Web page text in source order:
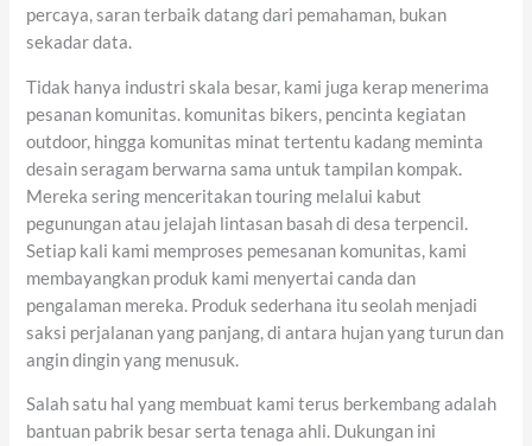
percaya, saran terbaik datang dari pemahaman, bukan
sekadar data.
Tidak hanya industri skala besar, kami juga kerap menerima
pesanan komunitas. komunitas bikers, pencinta kegiatan
outdoor, hingga komunitas minat tertentu kadang meminta
desain seragam berwarna sama untuk tampilan kompak.
Mereka sering menceritakan touring melalui kabut
pegunungan atau jelajah lintasan basah di desa terpencil.
Setiap kali kami memproses pemesanan komunitas, kami
membayangkan produk kami menyertai canda dan
pengalaman mereka. Produk sederhana itu seolah menjadi
saksi perjalanan yang panjang, di antara hujan yang turun dan
angin dingin yang menusuk.
Salah satu hal yang membuat kami terus berkembang adalah
bantuan pabrik besar serta tenaga ahli. Dukungan ini